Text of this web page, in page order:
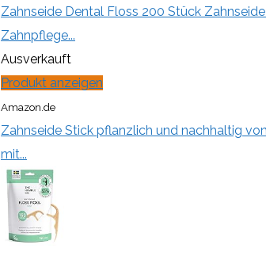
Zahnseide Dental Floss 200 Stück
Zahnpflege...
Ausverkauft
Produkt anzeigen
Amazon.de
Zahnseide Stick pflanzlich und nachhaltig
mit...